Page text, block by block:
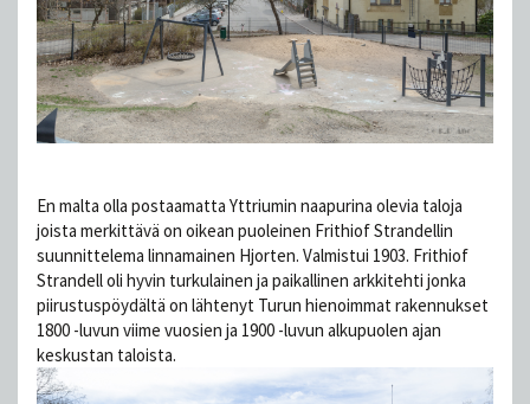
En malta olla postaamatta Yttriumin naapurina olevia taloja
joista merkittävä on oikean puoleinen Frithiof Strandellin
suunnittelema linnamainen Hjorten. Valmistui 1903. Frithiof
Strandell oli hyvin turkulainen ja paikallinen arkkitehti jonka
piirustuspöydältä on lähtenyt Turun hienoimmat rakennukset
1800 -luvun viime vuosien ja 1900 -luvun alkupuolen ajan
keskustan taloista.